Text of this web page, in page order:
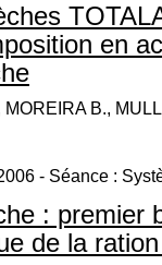
en
MOREIRA B.,
- Séance :
: premier
de la